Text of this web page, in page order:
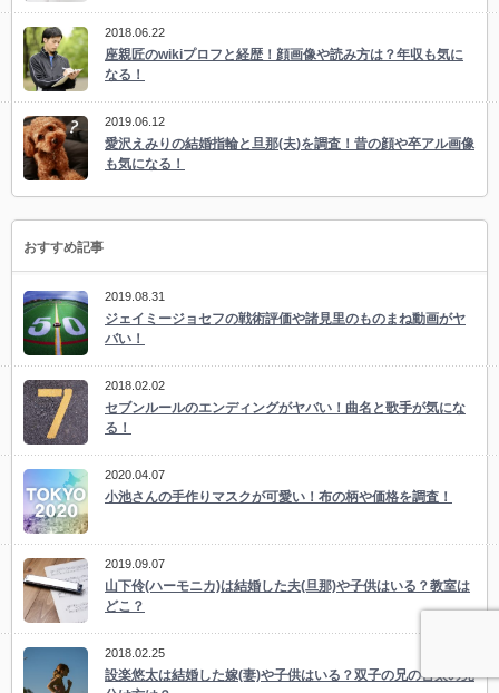
2018.06.22
座親匠のwikiプロフと経歴！顔画像や読み方は？年収も気に
なる！
2019.06.12
愛沢えみりの結婚指輪と旦那(夫)を調査！昔の顔や卒アル画像
も気になる！
おすすめ記事
2019.08.31
ジェイミージョセフの戦術評価や諸見里のものまね動画がヤ
バい！
2018.02.02
セブンルールのエンディングがヤバい！曲名と歌手が気にな
る！
2020.04.07
小池さんの手作りマスクが可愛い！布の柄や価格を調査！
2019.09.07
山下伶(ハーモニカ)は結婚した夫(旦那)や子供はいる？教室は
どこ？
2018.02.25
設楽悠太は結婚した嫁(妻)や子供はいる？双子の兄の啓太の見